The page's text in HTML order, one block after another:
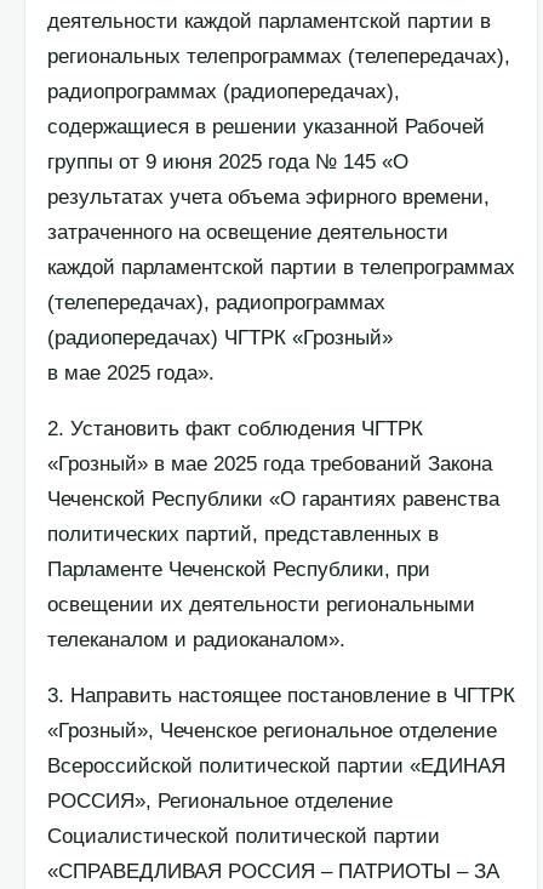
деятельности каждой парламентской партии в
региональных телепрограммах (телепередачах),
радиопрограммах (радиопередачах),
содержащиеся в решении указанной Рабочей
группы от 9 июня 2025 года № 145 «О
результатах учета объема эфирного времени,
затраченного на освещение деятельности
каждой парламентской партии в телепрограммах
(телепередачах), радиопрограммах
(радиопередачах) ЧГТРК «Грозный»
в мае 2025 года».
2. Установить факт соблюдения ЧГТРК
«Грозный» в мае 2025 года требований Закона
Чеченской Республики «О гарантиях равенства
политических партий, представленных в
Парламенте Чеченской Республики, при
освещении их деятельности региональными
телеканалом и радиоканалом».
3. Направить настоящее постановление в ЧГТРК
«Грозный», Чеченское региональное отделение
Всероссийской политической партии «ЕДИНАЯ
РОССИЯ», Региональное отделение
Социалистической политической партии
«СПРАВЕДЛИВАЯ РОССИЯ – ПАТРИОТЫ – ЗА